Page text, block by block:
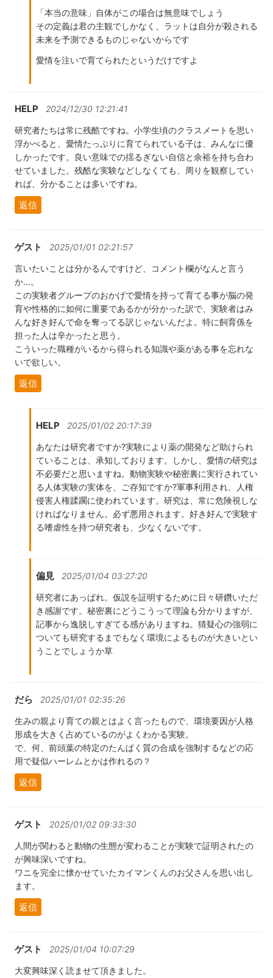
「本当の意味」自体がこの場合は無意味でしょう
その定義は君の主観でしかなく、ラットは自分が殺される
未来を予測できるものじゃないからです
愛情を注いで育てられたというだけですよ
HELP 2024/12/30 12:21:41
研究者たちは常に残酷ですね。小学生頃のクラスメートを思い
浮かべると、愛情たっぷりに育てられている子は、みんなに優
しかったです。良い意味での揺るぎない自信と余裕を持ち合わ
せていました。残酷な実験などしなくても、周りを観察してい
れば、分かることは多いですね。
返信
ゲスト 2025/01/01 02:21:57
言いたいことは分かるんですけど、コメント欄がなんと言う
か…。
この実験者グループのおかげで愛情を持って育てる事が脳の発
育や性格的に如何に重要であるかが分かった訳で、実験者はみ
んな好き好んで命を奪ってる訳じゃないんだよ。特に飼育係を
担った人は辛かったと思う。
こういった職種がいるから得られる知識や薬がある事を忘れな
いで欲しい。
返信
HELP 2025/01/02 20:17:39
あなたは研究者ですか?実験により薬の開発など助けられ
ていることは、承知しております。しかし、愛情の研究は
不必要だと思いますね。動物実験や秘密裏に実行されてい
る人体実験の実体を、ご存知ですか?軍事利用され、人権
侵害人権蹂躙に使われています。研究は、常に危険視しな
ければなりません。必ず悪用されます。好き好んで実験す
る嗜虐性を持つ研究者も、少なくないです。
偏見 2025/01/04 03:27:20
研究者にあっぱれ。仮説を証明するために日々研鑽いただ
き感謝です。秘密裏にどうこうって理論も分かりますが、
記事から逸脱しすぎてる感がありますね。猜疑心の強弱に
ついても研究するまでもなく環境によるものが大きいとい
うことでしょうか草
だら 2025/01/01 02:35:26
生みの親より育ての親とはよく言ったもので、環境要因が人格
形成を大きく占めているのがよくわかる実験。
で、何、前頭葉の特定のたんぱく質の合成を強制するなどの応
用で疑似ハーレムとかは作れるの？
返信
ゲスト 2025/01/02 09:33:30
人間が関わると動物の生態が変わることが実験で証明されたの
が興味深いですね。
ワニを完全に懐かせていたカイマンくんのお父さんを思い出し
ます。
返信
ゲスト 2025/01/04 10:07:29
大変興味深く読ませて頂きました。